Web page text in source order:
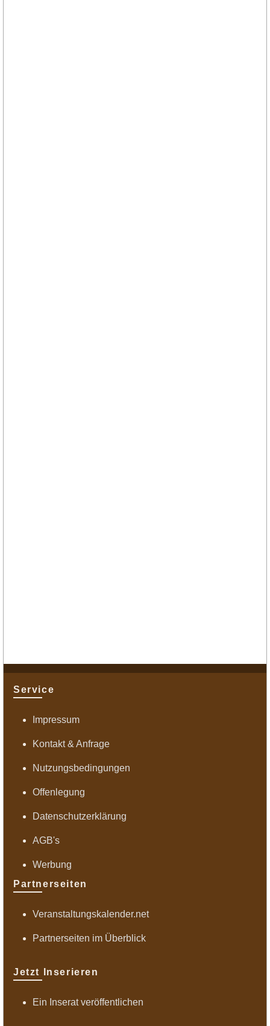
Service
Impressum
Kontakt & Anfrage
Nutzungsbedingungen
Offenlegung
Datenschutzerklärung
AGB's
Werbung
Partnerseiten
Veranstaltungskalender.net
Partnerseiten im Überblick
Jetzt Inserieren
Ein Inserat veröffentlichen